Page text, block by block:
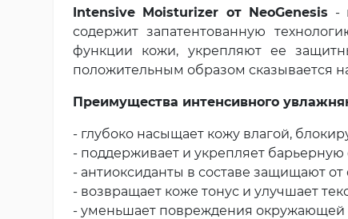
Intensive Moisturizer от NeoGenesis -
содержит запатентованную
функции кожи, укрепляют ее
положительным образом сказывается
Преимущества интенсивного
- глубоко насыщает кожу влагой,
- поддерживает и укрепляет
- антиоксиданты в составе защищают
- возвращает коже тонус и улучшает
- уменьшает повреждения окружающей